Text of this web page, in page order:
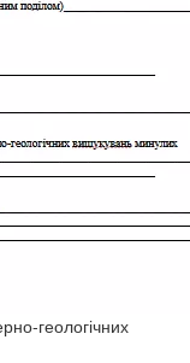
геологічних